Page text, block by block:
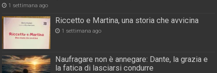
1 settimana ago
Riccetto e Martina, una storia che avvicina
1 settimana ago
Naufragare non è annegare: Dante, la grazia e
la fatica di lasciarsi condurre